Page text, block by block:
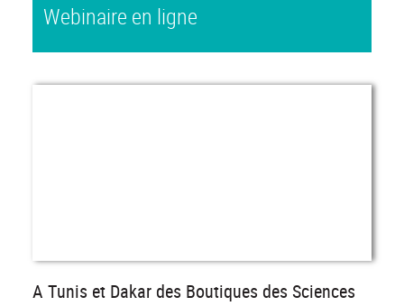
Webinaire en ligne
A Tunis et Dakar des Boutiques des Sciences